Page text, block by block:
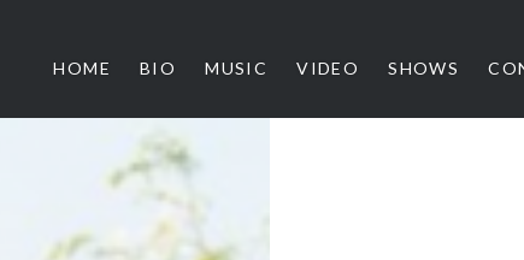
Architects
HOME BIO MUSIC VIDEO SHOWS